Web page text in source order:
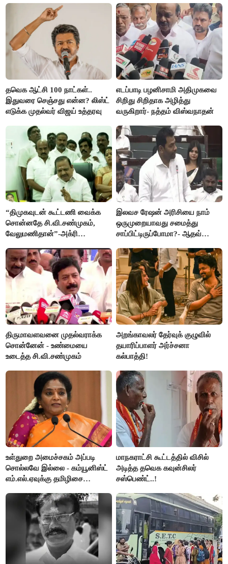
தவெக ஆட்சி 100 நாட்கள்..
இதுவரை செஞ்சது என்ன? லிஸ்ட்
எடுக்க முதல்வர் விஜய் உத்தரவு
எடப்பாடி பழனிசாமி அதிமுகவை
சிறிது சிறிதாக அழித்து
வருகிறார்- நத்தம் விஸ்வநாதன்
“திமுகவுடன் கூட்டணி வைக்க
சொன்னதே சி.வி.சண்முகம்,
வேலுமணிதான்”-அக்ரி
இலவச ரேஷன் அரிசியை நாம்
ஒருமுறையாவது சமைத்து
சாப்பிட்டிருப்போமா?- ஆதவ்
திருமாவளவனை முதல்வராக்க
சொன்னேன் - உண்மையை
உடைத்த சி.வி.சண்முகம்
அறங்காவலர் தேர்வுக் குழுவில்
தயாரிப்பாளர் அர்ச்சனா
கல்பாத்தி!
உள்துறை அமைச்சகம் அப்படி
சொல்லவே இல்லை - கம்யூனிஸ்ட்
எம்.எல்.ஏவுக்கு தமிழிசை
மாநகராட்சி கூட்டத்தில் விசில்
அடித்த தவெக கவுன்சிலர்
சஸ்பெண்ட்..!